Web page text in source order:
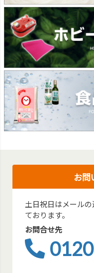
お問
土日祝日はメール
ております。
お問合せ先